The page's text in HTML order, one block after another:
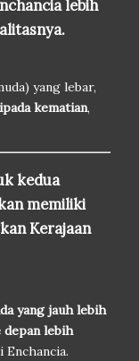
lebih
yang lebar,
kematian,
kedua
memiliki
Kerajaan
yang jauh lebih
depan lebih
Enchancia.